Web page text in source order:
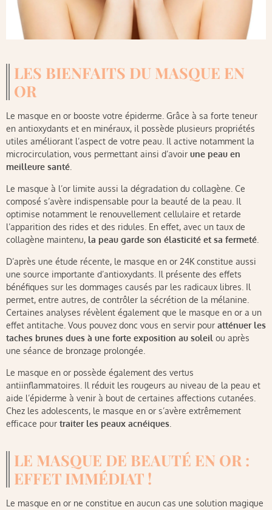
LES BIENFAITS DU MASQUE EN
OR
Le masque en or booste votre épiderme. Grâce à sa forte teneur
en antioxydants et en minéraux, il possède plusieurs propriétés
utiles améliorant l’aspect de votre peau. Il active notamment la
microcirculation, vous permettant ainsi d’avoir une peau en
meilleure santé
Le masque à l’or limite aussi la dégradation du collagène. Ce
composé s’avère indispensable pour la beauté de la peau. Il
optimise notamment le renouvellement cellulaire et retarde
l’apparition des rides et des ridules. En effet, avec un taux de
collagène maintenu, la peau garde son élasticité et sa fermeté
D’après une étude récente, le masque en or 24K constitue aussi
une source importante d’antioxydants. Il présente des effets
bénéfiques sur les dommages causés par les radicaux libres. Il
permet, entre autres, de contrôler la sécrétion de la mélanine.
Certaines analyses révèlent également que le masque en or a un
effet antitache. Vous pouvez donc vous en servir pour atténuer les
taches brunes dues à une forte exposition au soleil ou après
une séance de bronzage prolongée.
Le masque en or possède également des vertus
antiinflammatoires. Il réduit les rougeurs au niveau de la peau et
aide l’épiderme à venir à bout de certaines affections cutanées.
Chez les adolescents, le masque en or s’avère extrêmement
efficace pour traiter les peaux acnéiques
LE MASQUE DE BEAUTÉ EN OR :
EFFET IMMÉDIAT !
Le masque en or ne constitue en aucun cas une solution magique